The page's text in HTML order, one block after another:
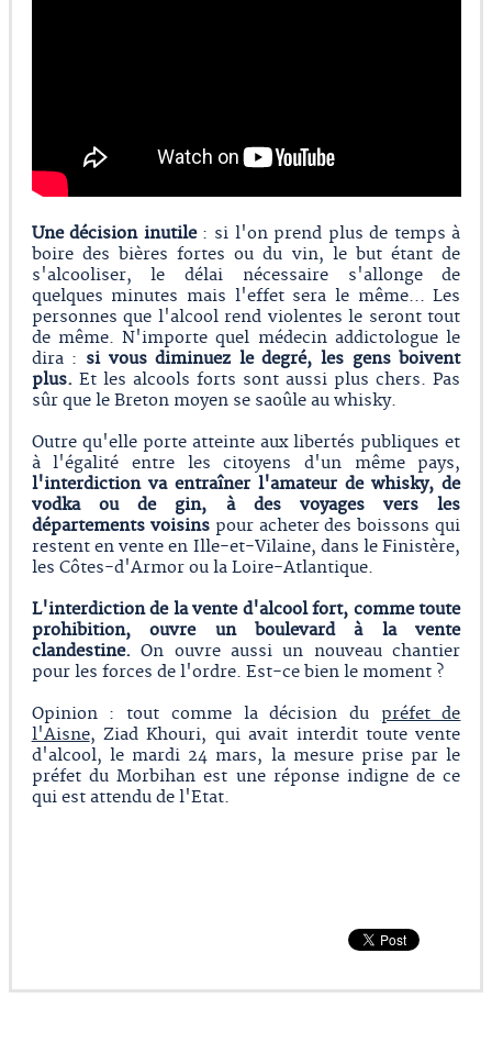
Une décision inutile: si l'on prend plus de temps à
boire des bières fortes ou du vin, le but étant de
s'alcooliser, le délai nécessaire s'allonge de
quelques minutes mais l'effet sera le même... Les
personnes que l'alcool rend violentes le seront tout
de même. N'importe quel médecin addictologue le
dira : si vous diminuez le degré, les gens boivent
plus.Et les alcools forts sont aussi plus chers. Pas
sûr que le Breton moyen se saoûle au whisky.
Outre qu'elle porte atteinte aux libertés publiques et
à l'égalité entre les citoyens d'un même pays,
l'interdiction va entraîner l'amateur de whisky, de
vodka ou de gin, à des voyages vers les
départements voisinspour acheter des boissons qui
restent en vente en Ille-et-Vilaine, dans le Finistère,
les Côtes-d'Armor ou la Loire-Atlantique.
L'interdiction de la vente d'alcool fort, comme toute
prohibition, ouvre un boulevard à la vente
clandestine.On ouvre aussi un nouveau chantier
pour les forces de l'ordre. Est-ce bien le moment ?
Opinion : tout comme la décision du préfet de
l'Aisne, Ziad Khouri, qui avait interdit toute vente
d'alcool, le mardi 24 mars, la mesure prise par le
préfet du Morbihan est une réponse indigne de ce
qui est attendu de l'Etat.